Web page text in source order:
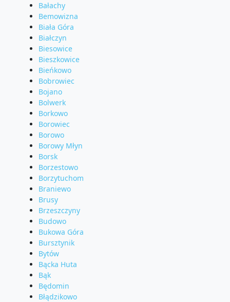
Bałachy
Bemowizna
Biała Góra
Białczyn
Biesowice
Bieszkowice
Bieńkowo
Bobrowiec
Bojano
Bolwerk
Borkowo
Borowiec
Borowo
Borowy Młyn
Borsk
Borzestowo
Borzytuchom
Braniewo
Brusy
Brzeszczyny
Budowo
Bukowa Góra
Bursztynik
Bytów
Bącka Huta
Bąk
Będomin
Błądzikowo